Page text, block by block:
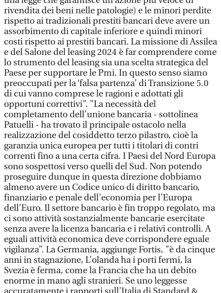
rivendita dei beni nelle patologie) e le minori perdite
rispetto ai tradizionali prestiti bancari deve avere un
assorbimento di capitale inferiore e quindi minori
costi rispetto ai prestiti bancari. La missione di Assilea
e del Salone del leasing 2024 è far comprendere come
lo strumento del leasing sia una scelta strategica del
Paese per supportare le Pmi. In questo senso siamo
preoccupati per la ‘falsa partenza’ di Transizione 5.0
di cui vanno comprese le ragioni e adottati gli
opportuni correttivi”. "La necessità del
completamento dell’unione bancaria - sottolinea
Patuelli - ha trovato il principale ostacolo nella
realizzazione del cosiddetto terzo pilastro, cioè la
garanzia unica europea per tutti i titolari di contri
correnti fino a una certa cifra. I Paesi del Nord Europa
sono sospettosi verso quelli del Sud. Non potendo
proseguire dunque in questa direzione dobbiamo
almeno avere un Codice unico di diritto bancario,
finanziario e penale dell’economia per l’Europa
dell’Euro. Il settore bancario è fin troppo regolato, ma
ci sono attività sostanzialmente bancarie esercitate
senza avere la licenza bancaria e i relativi controlli. A
eguali attività economica deve corrispondere eguale
vigilanza”. La Germania, aggiunge Fortis, "è da cinque
anni in stagnazione, L’olanda ha i porti fermi, la
Svezia è ferma, come la Francia che ha un debito
enorme in mano agli stranieri. Se uno leggesse